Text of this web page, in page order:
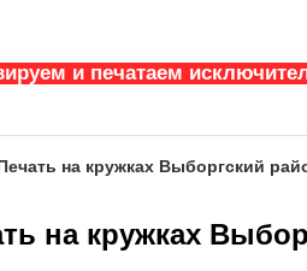
и печатаем
на кружках Выборгский
на кружках